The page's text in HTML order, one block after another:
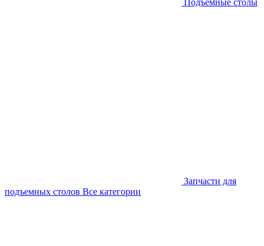
Подъемные столы
Запчасти для
подъемных столов Все категории